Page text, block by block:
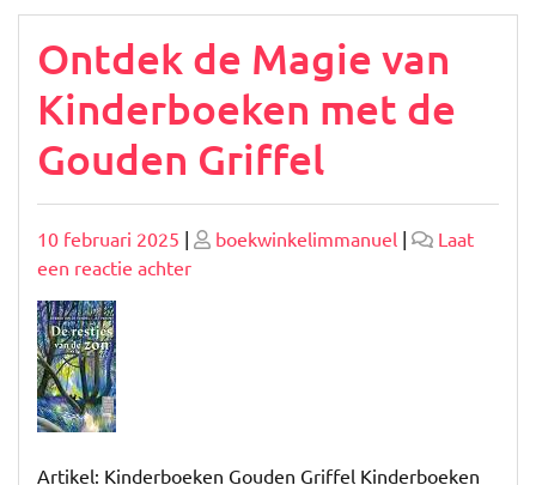
Ontdek de Magie van
Kinderboeken met de
Gouden Griffel
Geplaatst
op
10 februari 2025 | Geplaatst
boekwinkelimmanuel |
Laat
een reactie achterop
de
Artikel: Kinderboeken Gouden Griffel Kinderboeken